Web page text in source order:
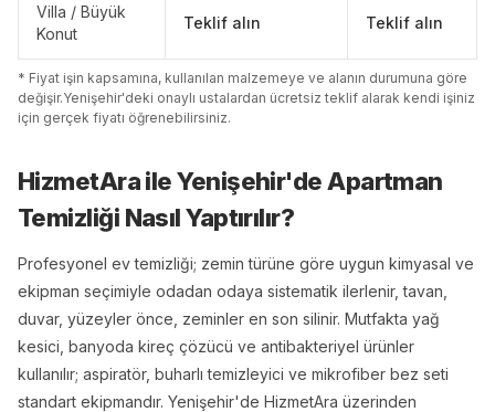
Villa / Büyük
Konut
Teklif alın Teklif alın
* Fiyat işin kapsamına, kullanılan malzemeye ve alanın durumuna göre
değişir.Yenişehir'deki onaylı ustalardan ücretsiz teklif alarak kendi işiniz
için gerçek fiyatı öğrenebilirsiniz.
HizmetAra ileYenişehir'deApartman
Temizliği Nasıl Yaptırılır?
Profesyonel ev temizliği; zemin türüne göre uygun kimyasal ve
ekipman seçimiyle odadan odaya sistematik ilerlenir, tavan,
duvar, yüzeyler önce, zeminler en son silinir. Mutfakta yağ
kesici, banyoda kireç çözücü ve antibakteriyel ürünler
kullanılır; aspiratör, buharlı temizleyici ve mikrofiber bez seti
standart ekipmandır. Yenişehir'de HizmetAra üzerinden